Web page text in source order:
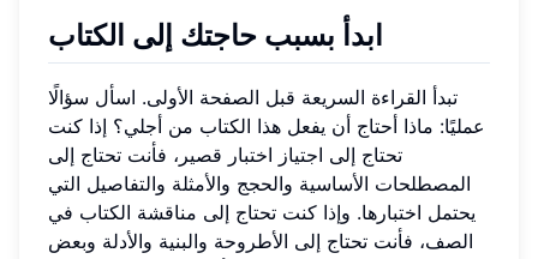
ابدأ بسبب حاجتك إلى الكتاب
تبدأ القراءة السريعة قبل الصفحة الأولى. اسأل سؤالًا
عمليًا: ماذا أحتاج أن يفعل هذا الكتاب من أجلي؟ إذا كنت
تحتاج إلى اجتياز اختبار قصير، فأنت تحتاج إلى
المصطلحات الأساسية والحجج والأمثلة والتفاصيل التي
يحتمل اختبارها. وإذا كنت تحتاج إلى مناقشة الكتاب في
الصف، فأنت تحتاج إلى الأطروحة والبنية والأدلة وبعض